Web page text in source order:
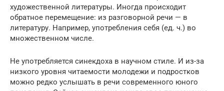
художественной литературы. Иногда происходит
обратное перемещение: из разговорной речи — в
литературу. Например, употребления себя (ед. ч.) во
множественном числе.
Не употребляется синекдоха в научном стиле. И из-за
низкого уровня читаемости молодежи и подростков
можно редко услышать в речи современного юного